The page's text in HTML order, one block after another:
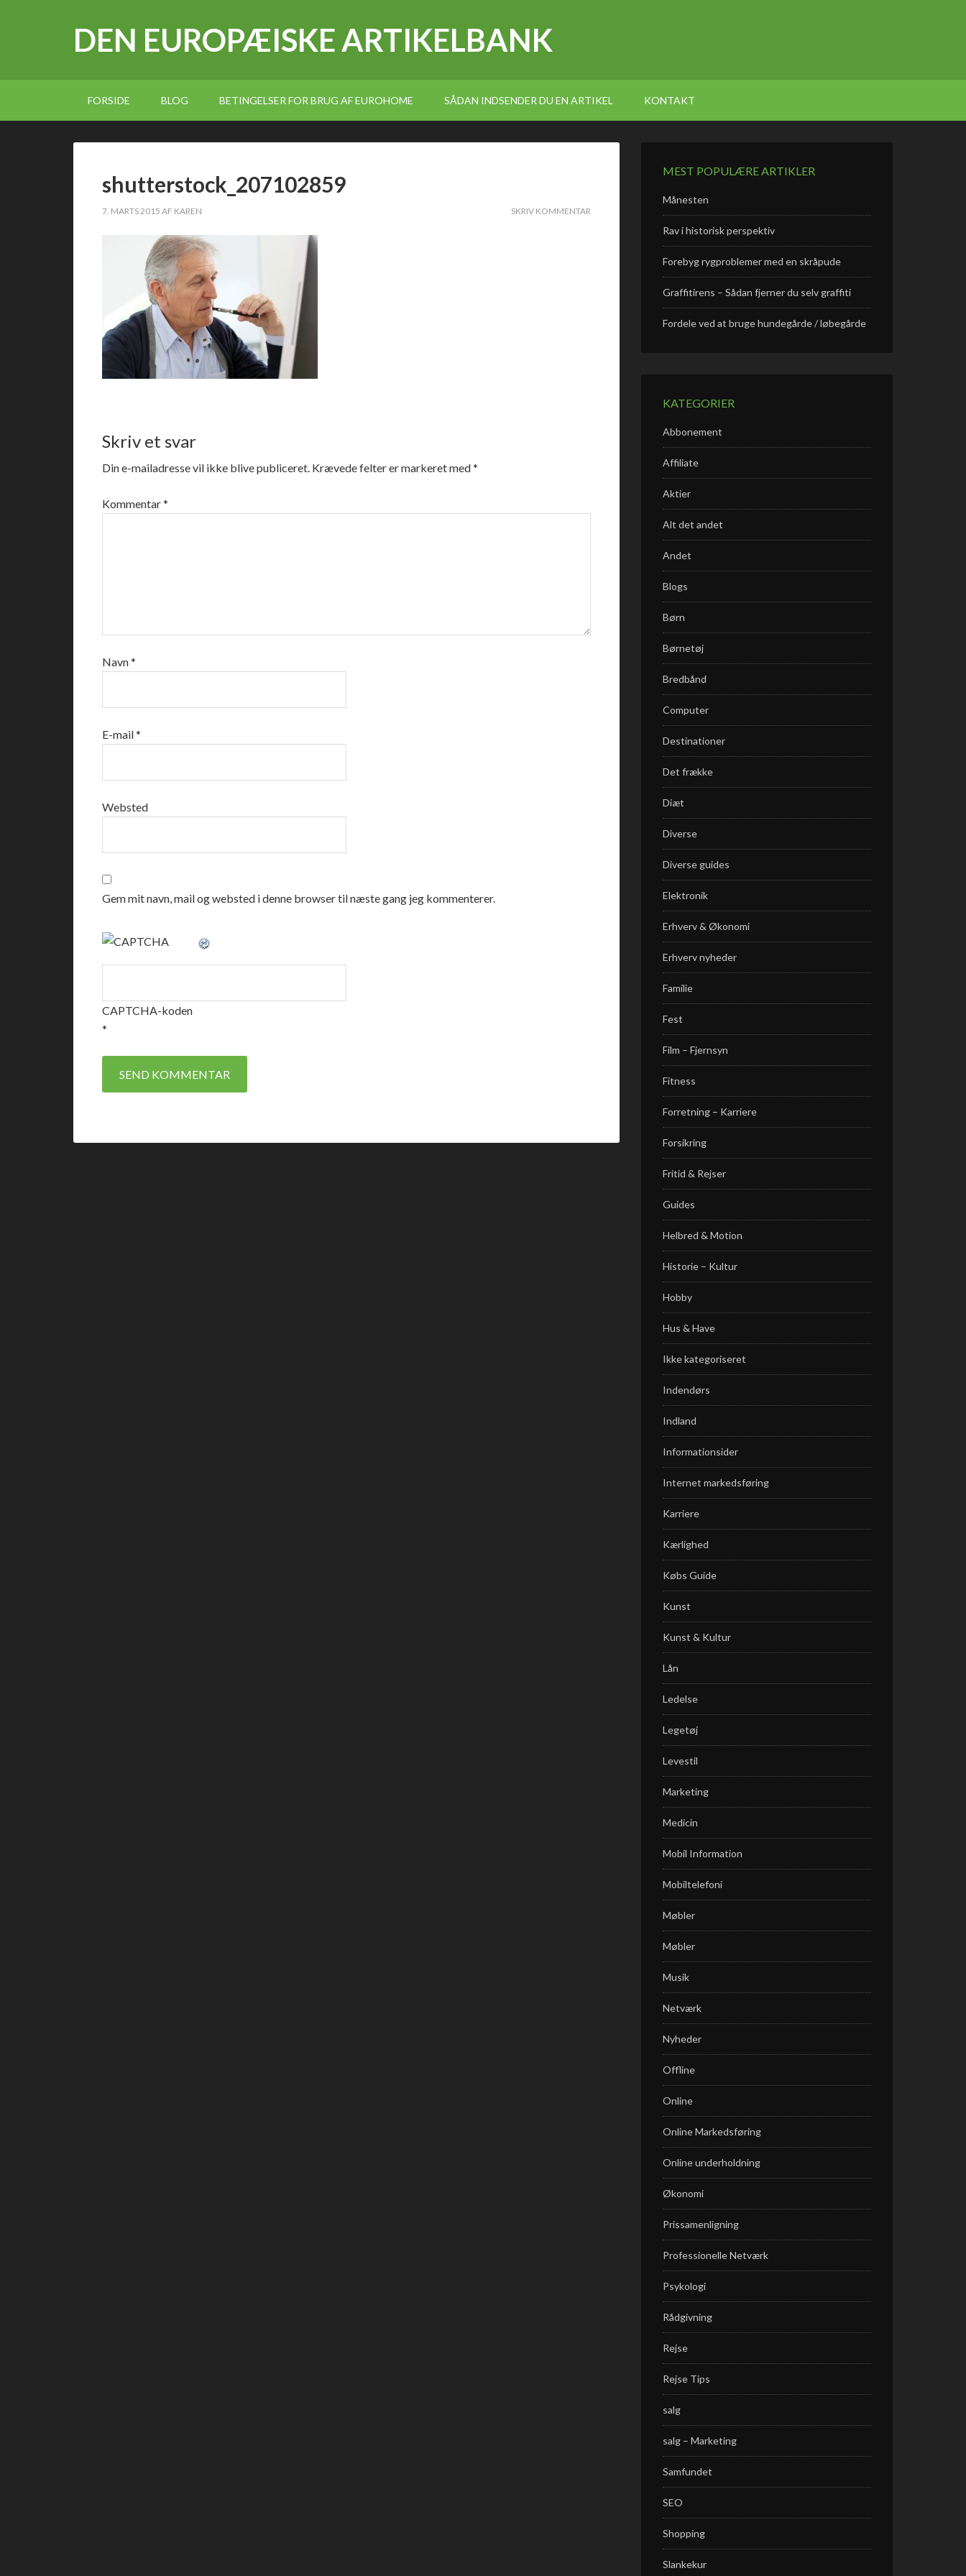
DEN EUROPÆISKE ARTIKELBANK
FORSIDE BLOG BETINGELSER FOR BRUG AF EUROHOME SÅDAN INDSENDER DU EN ARTIKEL KONTAKT
shutterstock_207102859
7. MARTS 2015 AF KAREN SKRIV KOMMENTAR
Skriv et svar
Din e-mailadresse vil ikke blive publiceret. Krævede felter er markeret med*
Kommentar*
Navn*
E-mail*
Websted
Gem mit navn, mail og websted i denne browser til næste gang jeg kommenterer.
CAPTCHA-koden
*
MEST POPULÆRE ARTIKLER
Månesten
Rav i historisk perspektiv
Forebyg rygproblemer med en skråpude
Graffitirens – Sådan fjerner du selv graffiti
Fordele ved at bruge hundegårde / løbegårde
KATEGORIER
Abbonement
Affiliate
Aktier
Alt det andet
Andet
Blogs
Børn
Børnetøj
Bredbånd
Computer
Destinationer
Det frække
Diæt
Diverse
Diverse guides
Elektronik
Erhverv & Økonomi
Erhverv nyheder
Familie
Fest
Film – Fjernsyn
Fitness
Forretning – Karriere
Forsikring
Fritid & Rejser
Guides
Helbred & Motion
Historie – Kultur
Hobby
Hus & Have
Ikke kategoriseret
Indendørs
Indland
Informationsider
Internet markedsføring
Karriere
Kærlighed
Købs Guide
Kunst
Kunst & Kultur
Lån
Ledelse
Legetøj
Levestil
Marketing
Medicin
Mobil Information
Mobiltelefoni
Møbler
Møbler
Musik
Netværk
Nyheder
Offline
Online
Online Markedsføring
Online underholdning
Økonomi
Prissamenligning
Professionelle Netværk
Psykologi
Rådgivning
Rejse
Rejse Tips
salg
salg – Marketing
Samfundet
SEO
Shopping
Slankekur